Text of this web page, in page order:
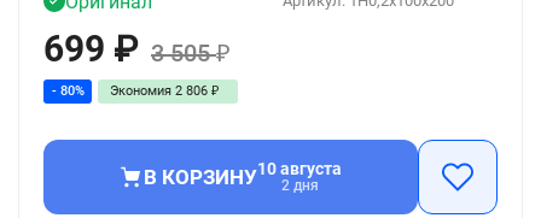
699 ₽ 3 505₽
- 80% Экономия 2 806 ₽
В КОРЗИНУ10 августа
2 дня